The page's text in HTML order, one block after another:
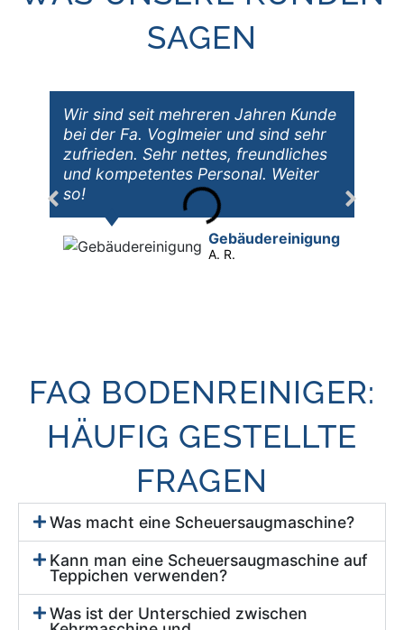
SAGEN
Wir sind seit mehreren Jahren Kunde
bei der Fa. Voglmeier und sind sehr
zufrieden. Sehr nettes, freundliches
und kompetentes Personal. Weiter
so!
Gebäude­reinigung
A. R.
FAQ BODEN­REINIGER:
HÄUFIG GESTELLTE
FRAGEN
Was macht eine Scheuersaugmaschine?
Kann man eine Scheuersaugmaschine auf
Teppichen verwenden?
Was ist der Unterschied zwischen